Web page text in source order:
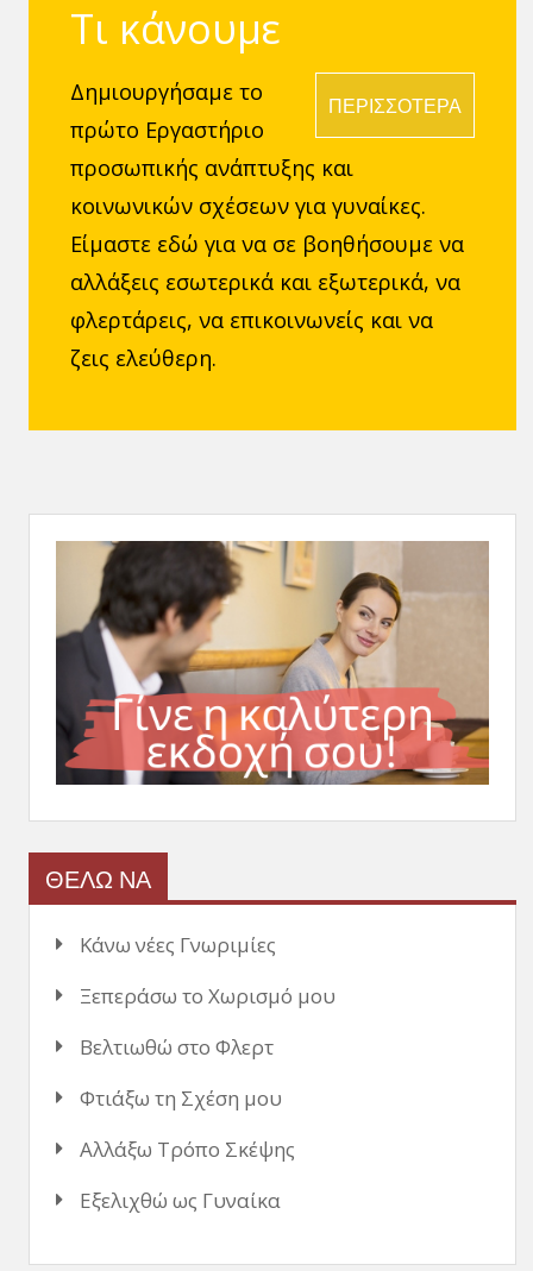
Τι κάνουμε
ΠΕΡΙΣΣΟΤΕΡΑ
Δημιουργήσαμε το
πρώτο Εργαστήριο
προσωπικής ανάπτυξης και
κοινωνικών σχέσεων για γυναίκες.
Είμαστε εδώ για να σε βοηθήσουμε να
αλλάξεις εσωτερικά και εξωτερικά, να
φλερτάρεις, να επικοινωνείς και να
ζεις ελεύθερη.
ΘΕΛΩ ΝΑ
Κάνω νέες Γνωριμίες
Ξεπεράσω το Χωρισμό μου
Βελτιωθώ στο Φλερτ
Φτιάξω τη Σχέση μου
Αλλάξω Τρόπο Σκέψης
Εξελιχθώ ως Γυναίκα